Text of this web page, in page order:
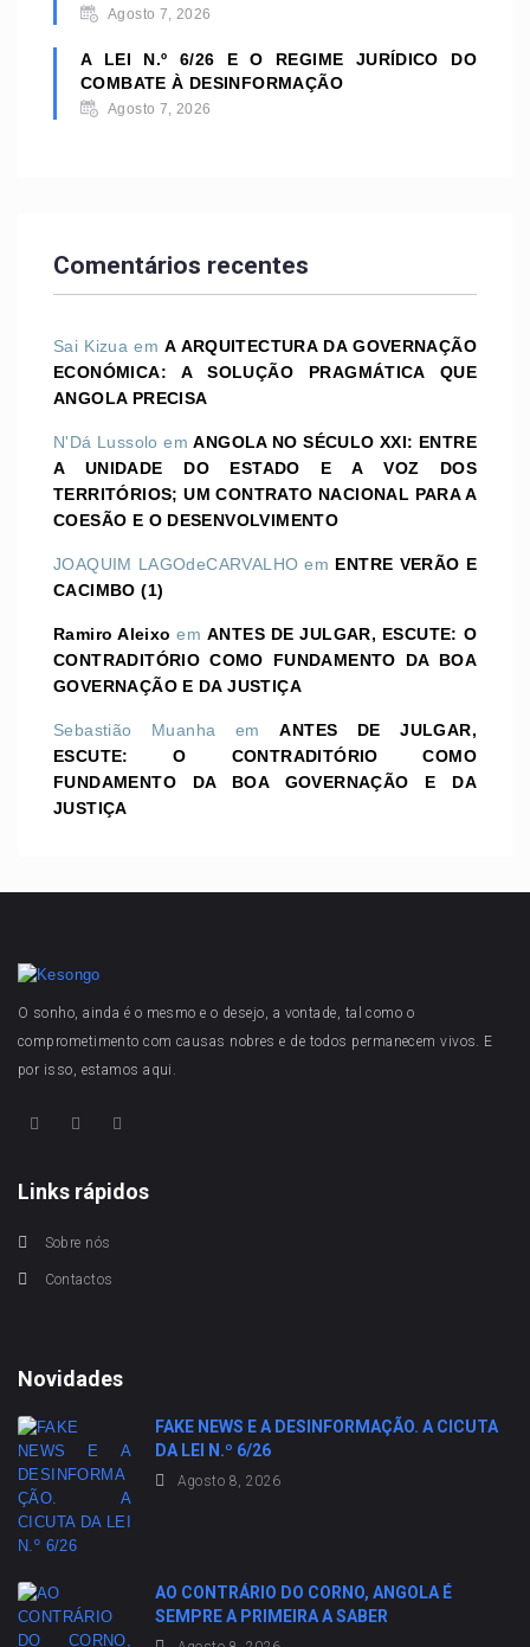
Agosto 7, 2026
A LEI N.º 6/26 E O REGIME JURÍDICO DO
COMBATE À DESINFORMAÇÃO
Agosto 7, 2026
Comentários recentes
Sai Kizua emA ARQUITECTURA DA GOVERNAÇÃO
ECONÓMICA: A SOLUÇÃO PRAGMÁTICA QUE
ANGOLA PRECISA
N'Dá Lussolo emANGOLA NO SÉCULO XXI: ENTRE
A UNIDADE DO ESTADO E A VOZ DOS
TERRITÓRIOS; UM CONTRATO NACIONAL PARA A
COESÃO E O DESENVOLVIMENTO
JOAQUIM LAGOdeCARVALHO em ENTRE VERÃO E
CACIMBO (1)
Ramiro Aleixo emANTES DE JULGAR, ESCUTE: O
CONTRADITÓRIO COMO FUNDAMENTO DA BOA
GOVERNAÇÃO E DA JUSTIÇA
Sebastião Muanha emANTES DE JULGAR,
ESCUTE: O CONTRADITÓRIO COMO
FUNDAMENTO DA BOA GOVERNAÇÃO E DA
JUSTIÇA
O sonho, ainda é o mesmo e o desejo, a vontade, tal como o
comprometimento com causas nobres e de todos permanecem vivos. E
por isso, estamos aqui.
Links rápidos
Sobre nós
Contactos
Novidades
FAKE NEWS E A DESINFORMAÇÃO. A CICUTA
DA LEI N.º 6/26
Agosto 8, 2026
AO CONTRÁRIO DO CORNO, ANGOLA É
SEMPRE A PRIMEIRA A SABER